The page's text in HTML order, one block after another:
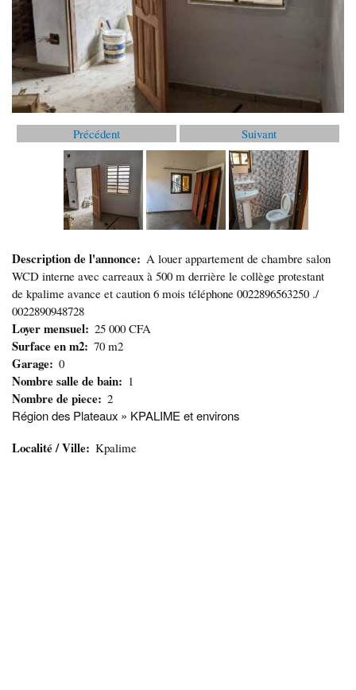
Précédent Suivant
Description de l'annonce
A louer appartement de chambre salon
WCD interne avec carreaux à 500 m derrière le collège protestant
de kpalime avance et caution 6 mois téléphone 0022896563250 ./
0022890948728
Loyer mensuel 25 000 CFA
Surface en m2 70 m2
Garage 0
Nombre salle de bain 1
Nombre de piece 2
Région des Plateaux » KPALIME et environs
Localité / Ville Kpalime